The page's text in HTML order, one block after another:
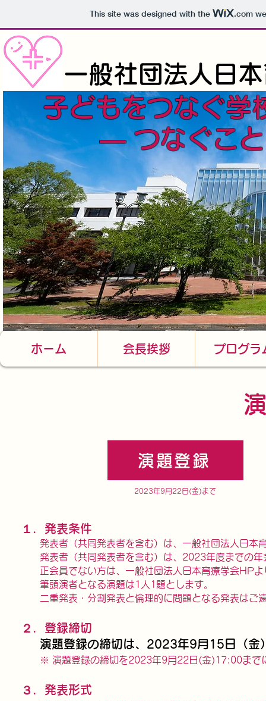
This site was designed with the .com
一般社団法人日
子どもをつなぐ学
― つなぐこ
ホーム 会長挨拶 プログラ
演題登録
2023年9月22日(金)まで
１．発表条件
発表者（共同発表者を含む）は、 一般社団法人日本
発表者（共同発表者を含む）は、2023年度までの年
正会員でない方は、一般社団法人日本育療学会HPよ
筆頭演者となる演題は1人1題とします。
二重発表・分割発表と倫理的に問題となる発表はご
２．登録締切
演題登録の締切は、2023年9月15日（
※ 演題登録の締切を2023年9月22日(金)17:00まで
３．発表形式